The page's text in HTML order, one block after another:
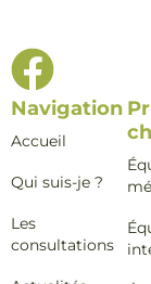
Navigation
Accueil
Qui suis-je ?
Les
consultations